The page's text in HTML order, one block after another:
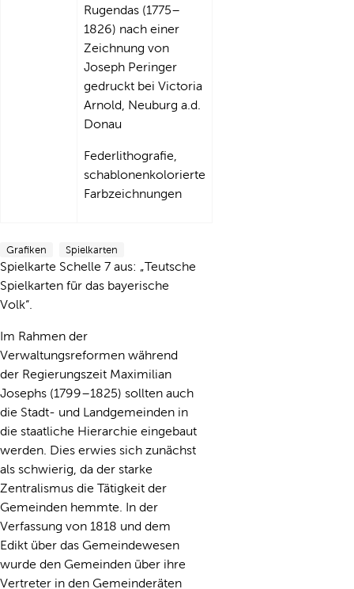
Rugendas (1775–
1826) nach einer
Zeichnung von
Joseph Peringer
gedruckt bei Victoria
Arnold, Neuburg a.d.
Donau
Federlithografie,
schablonenkolorierte
Farbzeichnungen
Grafiken Spielkarten
Spielkarte Schelle 7 aus: „Teutsche
Spielkarten für das bayerische
Volk“.
Im Rahmen der
Verwaltungsreformen während
der Regierungszeit Maximilian
Josephs (1799–1825) sollten auch
die Stadt- und Landgemeinden in
die staatliche Hierarchie eingebaut
werden. Dies erwies sich zunächst
als schwierig, da der starke
Zentralismus die Tätigkeit der
Gemeinden hemmte. In der
Verfassung von 1818 und dem
Edikt über das Gemeindewesen
wurde den Gemeinden über ihre
Vertreter in den Gemeinderäten